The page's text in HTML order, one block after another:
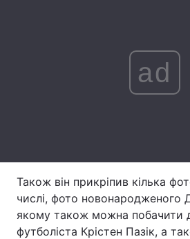
Архів
Контакти
Послуги
ad
Також він прикріпив кілька
числі, фото новонародженого
якому також можна побачити
футболіста Крістен Пазік, а